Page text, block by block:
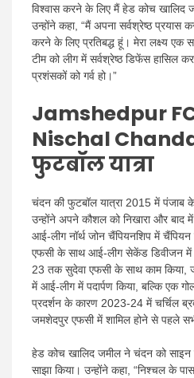
विश्वास करने के लिए मैं हेड कोच खालिद
उन्होंने कहा, “मैं अपना सर्वश्रेष्ठ
करने के लिए प्रतिबद्ध हूं। मेरा लक्ष्य
टीम को लीग में सर्वश्रेष्ठ डिफेंस
प्रशंसकों को गर्व हो।”
Jamshedpur
Nischal
फुटबॉल यात्रा
चंदन की फुटबॉल यात्रा 2015 में पंजाब
उन्होंने अपने कौशल को निखारा और बाद
आई-लीग नॉर्थ जोन चैंपियनशिप में
एफसी के साथ आई-लीग सेकेंड डिवीजन में
23 तक सुदेवा एफसी के साथ काम किया,
में आई-लीग में पदार्पण किया, बल्कि एक
प्रदर्शन के कारण 2023-24 में चर्चिल
जमशेदपुर एफसी में शामिल होने से पहले
हेड कोच खालिद जमील ने चंदन को साइन
साझा किया। उन्होंने कहा, “निश्चल के